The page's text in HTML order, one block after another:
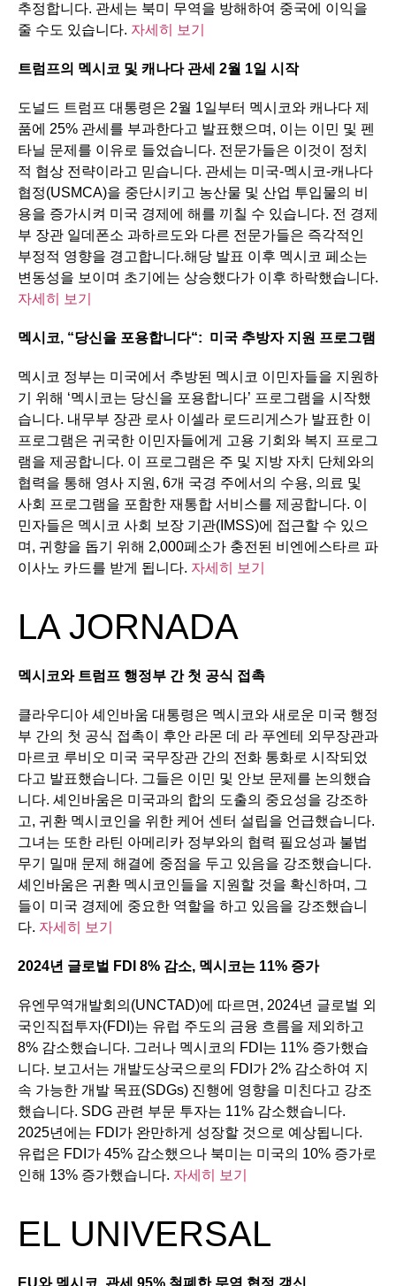
추정합니다. 관세는 북미 무역을 방해하여 중국에 이익을
줄 수도 있습니다. 자세히 보기
트럼프의 멕시코 및 캐나다 관세 2월 1일 시작
도널드 트럼프 대통령은 2월 1일부터 멕시코와 캐나다 제
품에 25% 관세를 부과한다고 발표했으며, 이는 이민 및 펜
타닐 문제를 이유로 들었습니다. 전문가들은 이것이 정치
적 협상 전략이라고 믿습니다. 관세는 미국-멕시코-캐나다
협정(USMCA)을 중단시키고 농산물 및 산업 투입물의 비
용을 증가시켜 미국 경제에 해를 끼칠 수 있습니다. 전 경제
부 장관 일데폰소 과하르도와 다른 전문가들은 즉각적인
부정적 영향을 경고합니다.해당 발표 이후 멕시코 페소는
변동성을 보이며 초기에는 상승했다가 이후 하락했습니다.
자세히 보기
멕시코, “당신을 포용합니다“: 미국 추방자 지원 프로그램
멕시코 정부는 미국에서 추방된 멕시코 이민자들을 지원하
기 위해 ‘멕시코는 당신을 포용합니다’ 프로그램을 시작했
습니다. 내무부 장관 로사 이셀라 로드리게스가 발표한 이
프로그램은 귀국한 이민자들에게 고용 기회와 복지 프로그
램을 제공합니다. 이 프로그램은 주 및 지방 자치 단체와의
협력을 통해 영사 지원, 6개 국경 주에서의 수용, 의료 및
사회 프로그램을 포함한 재통합 서비스를 제공합니다. 이
민자들은 멕시코 사회 보장 기관(IMSS)에 접근할 수 있으
며, 귀향을 돕기 위해 2,000페소가 충전된 비엔에스타르 파
이사노 카드를 받게 됩니다. 자세히 보기
LA JORNADA
멕시코와 트럼프 행정부 간 첫 공식 접촉
클라우디아 셰인바움 대통령은 멕시코와 새로운 미국 행정
부 간의 첫 공식 접촉이 후안 라몬 데 라 푸엔테 외무장관과
마르코 루비오 미국 국무장관 간의 전화 통화로 시작되었
다고 발표했습니다. 그들은 이민 및 안보 문제를 논의했습
니다. 셰인바움은 미국과의 합의 도출의 중요성을 강조하
고, 귀환 멕시코인을 위한 케어 센터 설립을 언급했습니다.
그녀는 또한 라틴 아메리카 정부와의 협력 필요성과 불법
무기 밀매 문제 해결에 중점을 두고 있음을 강조했습니다.
셰인바움은 귀환 멕시코인들을 지원할 것을 확신하며, 그
들이 미국 경제에 중요한 역할을 하고 있음을 강조했습니
다. 자세히 보기
2024년 글로벌 FDI 8% 감소, 멕시코는 11% 증가
유엔무역개발회의(UNCTAD)에 따르면, 2024년 글로벌 외
국인직접투자(FDI)는 유럽 주도의 금융 흐름을 제외하고
8% 감소했습니다. 그러나 멕시코의 FDI는 11% 증가했습
니다. 보고서는 개발도상국으로의 FDI가 2% 감소하여 지
속 가능한 개발 목표(SDGs) 진행에 영향을 미친다고 강조
했습니다. SDG 관련 부문 투자는 11% 감소했습니다.
2025년에는 FDI가 완만하게 성장할 것으로 예상됩니다.
유럽은 FDI가 45% 감소했으나 북미는 미국의 10% 증가로
인해 13% 증가했습니다. 자세히 보기
EL UNIVERSAL
EU와 멕시코 관세 95% 철폐한 무역 협정 갱신